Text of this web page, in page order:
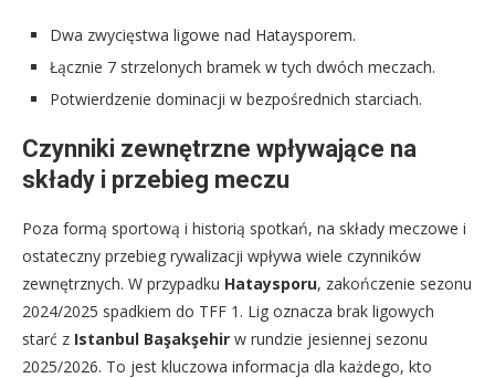
Dwa zwycięstwa ligowe nad Hataysporem.
Łącznie 7 strzelonych bramek w tych dwóch meczach.
Potwierdzenie dominacji w bezpośrednich starciach.
Czynniki zewnętrzne wpływające na
składy i przebieg meczu
Poza formą sportową i historią spotkań, na składy meczowe i
ostateczny przebieg rywalizacji wpływa wiele czynników
zewnętrznych. W przypadku Hataysporu, zakończenie sezonu
2024/2025 spadkiem do TFF 1. Lig oznacza brak ligowych
starć z Istanbul Başakşehir w rundzie jesiennej sezonu
2025/2026. To jest kluczowa informacja dla każdego, kto